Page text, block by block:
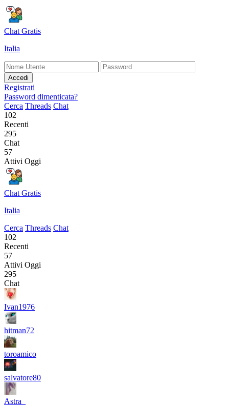
Chat Gratis
Italia
Accedi
Registrati
Password dimenticata?
Cerca Threads Chat
102
Recenti
295
Chat
57
Attivi Oggi
Chat Gratis
Italia
Cerca Threads Chat
102
Recenti
57
Attivi Oggi
295
Chat
Ivan1976
hitman72
toroamico
salvatore80
Astra_